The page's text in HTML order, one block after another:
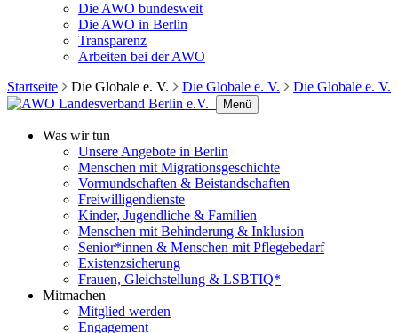
Die AWO bundesweit
Die AWO in Berlin
Transparenz
Arbeiten bei der AWO
Startseite
Die Globale e. V. Die Globale e. V. Die Globale e. V.
Menü
Was wir tun
Unsere Angebote in Berlin
Menschen mit Migrationsgeschichte
Vormundschaften & Beistandschaften
Freiwilligendienste
Kinder, Jugendliche & Familien
Menschen mit Behinderung & Inklusion
Senior*innen & Menschen mit Pflegebedarf
Existenzsicherung
Frauen, Gleichstellung & LSBTIQ*
Mitmachen
Mitglied werden
Engagement